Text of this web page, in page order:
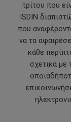
τρίτου που
ISDIN
που
να τα
κάθε
σχετικά με